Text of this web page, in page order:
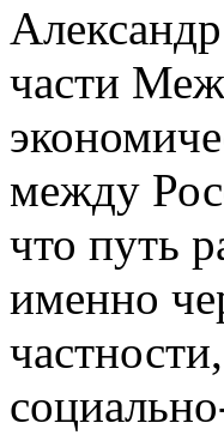
части
между
что путь
именно